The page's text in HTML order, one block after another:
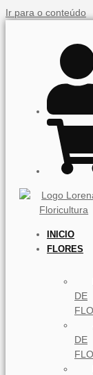
Ir para o conteúdo
INICIO
FLORES
DE
DE